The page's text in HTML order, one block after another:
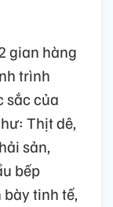
gian hàng
trình
sắc của
Thịt dê,
sản,
bếp
tinh tế,